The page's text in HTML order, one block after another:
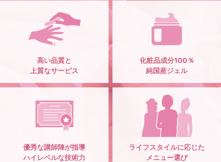
高い品質と
上質なサービス
化粧品成分100％
純国産ジェル
優秀な講師陣が指導
ハイレベルな技術力
ライフスタイルに応じた
メニュー選び